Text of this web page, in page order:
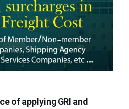
of applying GRI and